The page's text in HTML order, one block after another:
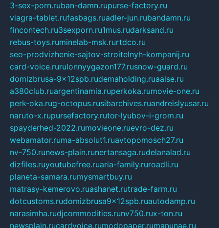
3-sex-porn.ruban-damn.rupurse-factory.ru
viagra-tablet.rufasbags.ruadler-jun.rubandamn.ru
fincontech.ru3sexporn.ru1mus.rudarksand.ru
rebus-toys.ruminelab-msk.rurtdco.ru
seo-prodvizhenie-sajtov-stroitelnyh-kompanij.ru
card-voice.rurulonnyygazon177.rusnow-guard.ru
domizbrusa-9x12spb.rudemaholding.ruaalse.ru
a380club.ruargentinamia.ruperkoka.rumovie-one.ru
perk-oka.rug-octopus.rusibarchives.ruandreislyusar.ru
naruto-x.rupursefactory.rutor-lyubov-i-grom.ru
spayderhed-2022.rumovieone.ruevro-dez.ru
webamator.ruma-absolut1.ruavtopomosch27.ru
nv-750.runews-plain.runertansaga.rudelanalad.ru
dizfiles.ruyoutubefree.ruaria-family.ruroadli.ru
planeta-samara.rumysmartbuy.ru
matrasy-kemerovo.ruashanet.rutrade-farm.ru
dotcustoms.rudomizbrusa9x12spb.ruautodamp.ru
narasimha.rudjcommodities.runv750.rux-ton.ru
newsplain.rucardvoice.rumodopaper.rumanunae.ru